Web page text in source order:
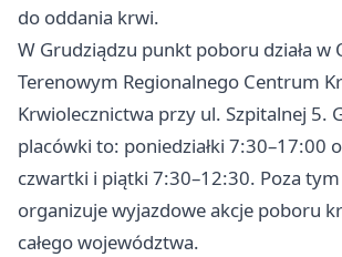
do oddania krwi.
W Grudziądzu punkt poboru działa w
Terenowym Regionalnego Centrum
Krwiolecznictwa przy ul. Szpitalnej 5.
placówki to: poniedziałki 7:30–17:00
czwartki i piątki 7:30–12:30. Poza tym
organizuje wyjazdowe akcje poboru
całego województwa.